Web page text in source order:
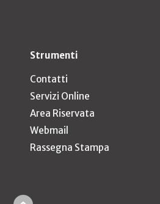
Strumenti
Contatti
Servizi Online
Area Riservata
Webmail
Rassegna Stampa